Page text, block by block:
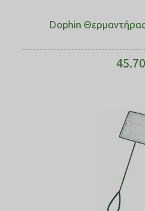
Dophin
45.70